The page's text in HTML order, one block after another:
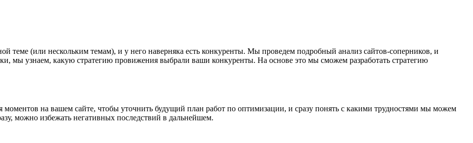
теме (или нескольким темам), и у него наверняка есть конкуренты. Мы проведем подробный анализ сайтов-соперников, и
мы узнаем, какую стратегию провижения выбрали ваши конкуренты. На основе это мы сможем разработать стратегию
на вашем сайте, чтобы уточнить будущий план работ по оптимизации, и сразу понять с какими трудностями мы можем
можно избежать негативных последствий в дальнейшем.